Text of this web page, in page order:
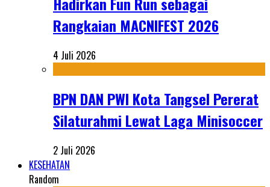
Rangkaian MACNIFEST 2026
4 Juli 2026
BPN DAN PWI Kota Tangsel Pererat
Silaturahmi Lewat Laga Minisoccer
2 Juli 2026
KESEHATAN
Random